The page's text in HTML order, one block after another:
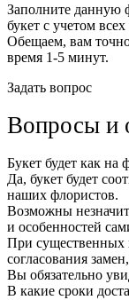
Заполните данную
букет с учетом
Обещаем, вам
время 1-5 минут.
Задать вопрос
Вопросы и
Букет будет как на
Да, букет будет
наших флористов.
Возможны
и особенностей
При существенных
согласования
Вы обязательно
В какие сроки